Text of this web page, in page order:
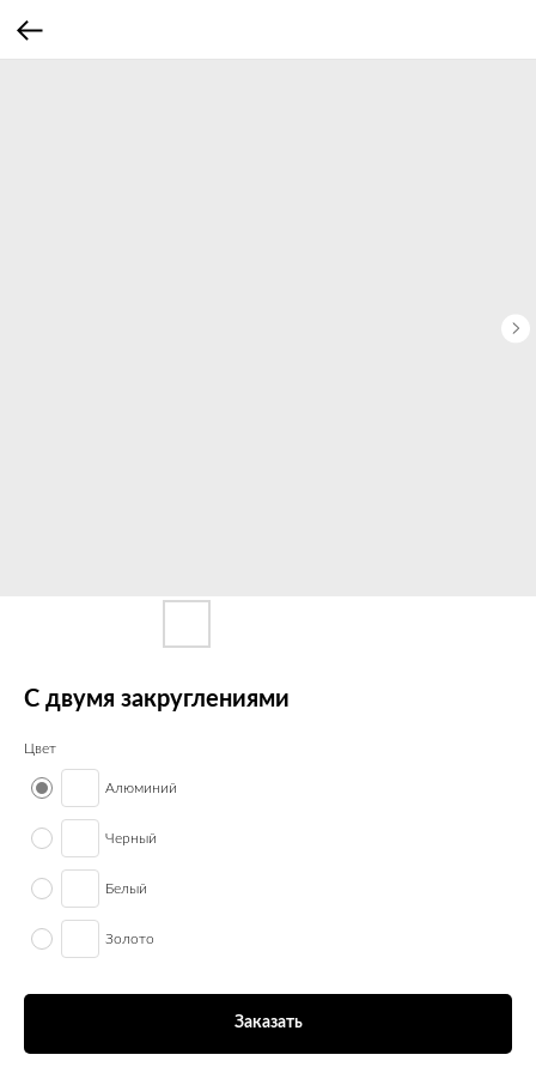
С двумя закруглениями
Цвет
Алюминий
Черный
Белый
Золото
Заказать